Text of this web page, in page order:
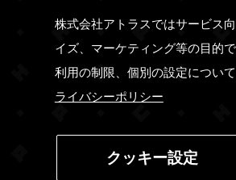
株式会社アトラスではサービス
イズ、マーケティング等の目的
利用の制限、個別の設定につい
ライバシーポリシー
クッキー設定